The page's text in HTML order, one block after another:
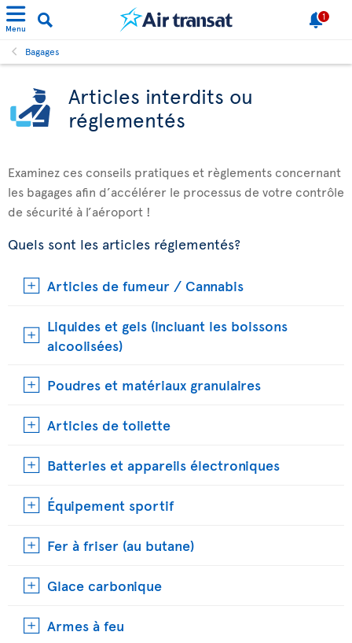
Menu
1
Bagages
Articles interdits ou
réglementés
Examinez ces conseils pratiques et règlements concernant
les bagages afin d’accélérer le processus de votre contrôle
de sécurité à l’aéroport !
Quels sont les articles réglementés?
Articles de fumeur / Cannabis
Liquides et gels (incluant les boissons
alcoolisées)
Poudres et matériaux granulaires
Articles de toilette
Batteries et appareils électroniques
Équipement sportif
Fer à friser (au butane)
Glace carbonique
Armes à feu